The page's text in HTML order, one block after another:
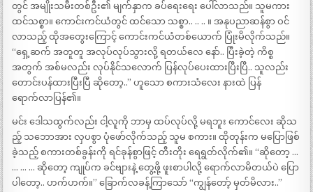
တွင် အမျိုးသမီးတစ်ဦး၏ မျက်နှာက ခပ်ရေးရေး ပေါ်လာသည်။ သူမကား
ထင်သစ္စာ။ ကောင်းကင်ယံတွင် ထင်သော သစ္စာ.. .. .. ။ အနုပညာဆန်စွာ ဝင်
လာသည့် ထိုအတွေးကြောင့် ကောင်းကင်ယံတစ်ယောက် ပြုံးမိလိုက်သည်။
“ရှေ့ဆက် အတူတူ အလုပ်လုပ်သွားလို့ ရတယ်လေ နော်.. ပြီးခဲ့တဲ့ ကိစ္စ
အတွက် အစ်မလည်း လုပ်နိုင်သလောက် ပြန်လုပ်ပေးထားပြီးပြီ.. သူလည်း
တောင်းပန်ထားပြီးပြီ ဆိုတော့..” ဟူသော စကားသံလေး နားထဲ ပြန်
ရောက်လာပြန်၏။
မင်း ဒေါသထွက်လည်း ငါ့လူကို ဘာမှ ထပ်လုပ်လို့ မရဘူး ကောင်လေး ဆိုသ
ည့် သဘောအား လှပစွာ ပုံဖော်လိုက်သည့် သူမ စကား။ ထိုတုန်းက မပြောဖြစ်
ခဲ့သည့် စကားတစ်ခွန်းကို ရင်ခုန်စွာဖြင့် တီးတိုး ရေရွတ်လိုက်၏။ “ဆိုတော့ …
… … … ဆိုတော့ ကျုပ်က ခင်ဗျားနဲ့ တွေ့ဖို့ ဖူးစာပါလို့ ရောက်လာမိတယ်ပဲ ပြော
ပါတော့.. ဟက်ဟက်။” ခြောက်လခန့်ကြာသော် “ကျွန်တော့် မှတ်မိလား..”